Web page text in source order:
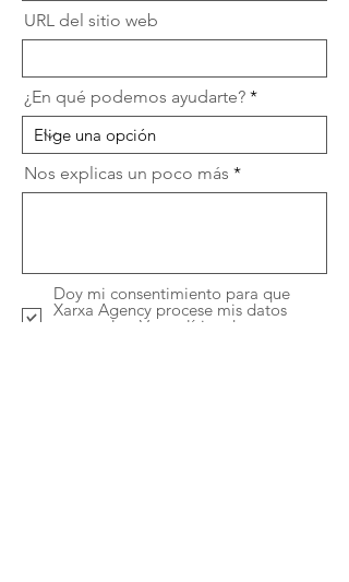
URL del sitio web
¿En qué podemos ayudarte?
Nos explicas un poco más
Doy mi consentimiento para que
Xarxa Agency procese mis datos
personales. Ver política de